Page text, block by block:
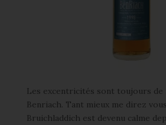
Les excentricités sont toujours de
Benriach. Tant mieux me direz
Bruichladdich est devenu calme